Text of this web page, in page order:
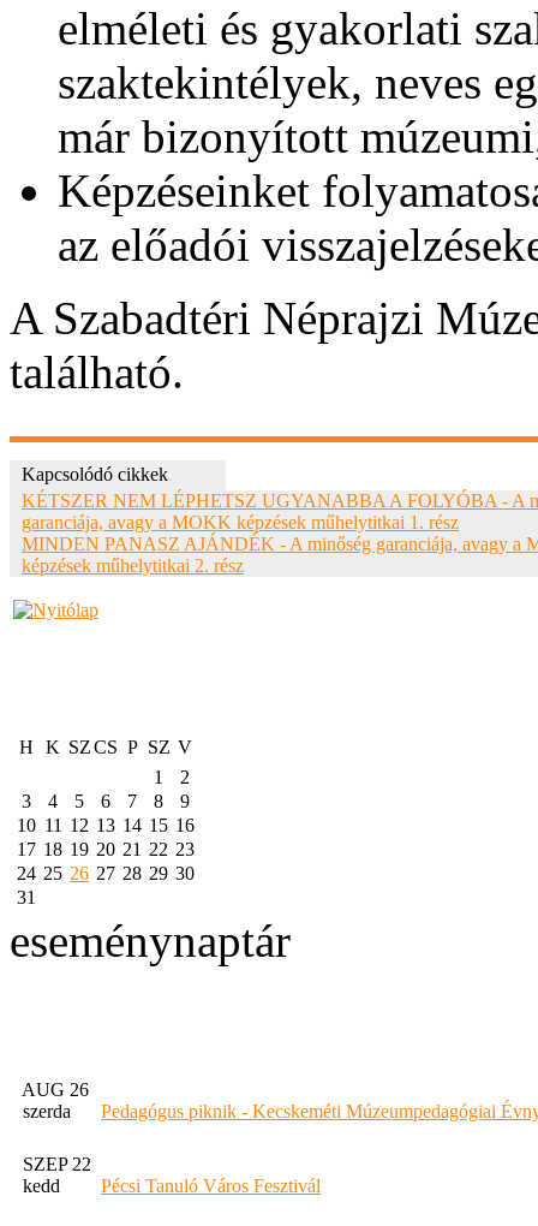
elméleti és gyakorlati
szaktekintélyek, neves
már bizonyított
Képzéseinket
az előadói
A Szabadtéri Néprajzi
található.
Kapcsolódó cikkek
KÉTSZER NEM LÉPHETSZ UGYANABBA A FOLYÓBA - A
garanciája, avagy a MOKK képzések műhelytitkai 1. rész
MINDEN PANASZ AJÁNDÉK - A minőség garanciája, avagy a
képzések műhelytitkai 2. rész
H K SZCS P SZ V
1
2
3
4 5 6 7 8
9
10 11 12 13 14 15 16
17 18 19 20 21 22 23
24 25 26 27 28 29 30
31
eseménynaptár
AUG 26
szerda
Pedagógus piknik - Kecskeméti Múzeumpedagógiai
SZEP 22
kedd
Pécsi Tanuló Város Fesztivál